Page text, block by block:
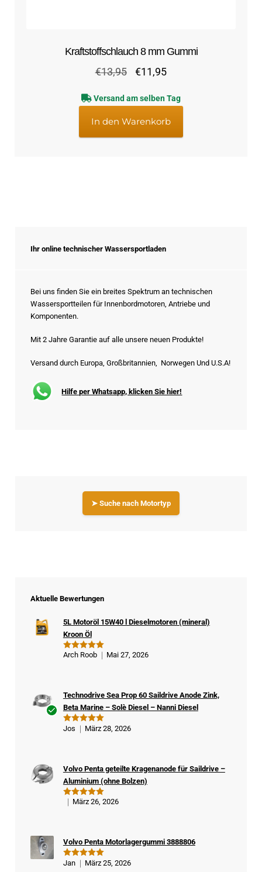
Kraftstoffschlauch 8 mm Gummi
€13,95
Ursprünglicher
war:
€13,95
€11,95Aktueller
ist:
€11,95.
Versand am selben Tag
In den Warenkorb
Ihr online technischer Wassersportladen
Bei uns finden Sie ein breites Spektrum an technischen
Wassersportteilen für Innenbordmotoren, Antriebe und
Komponenten.
Mit 2 Jahre Garantie auf alle unsere neuen Produkte!
Versand durch Europa, Großbritannien, Norwegen Und U.S.A!
Hilfe per Whatsapp, klicken Sie hier!
➤ Suche nach Motortyp
Aktuelle Bewertungen
Bewertet
5L Motoröl 15W40 l Dieselmotoren (mineral)
Kroon Öl
Arch Roob Mai 27, 2026
Kä
ufe
Bewertet
Technodrive Sea Prop 60 Saildrive Anode Zink,
Beta Marine – Solè Diesel – Nanni Diesel
Jos März 28, 2026
Bewertet
Volvo Penta geteilte Kragenanode für Saildrive –
Aluminium (ohne Bolzen)
März 26, 2026
Bewertet
Volvo Penta Motorlagergummi 3888806
Jan März 25, 2026